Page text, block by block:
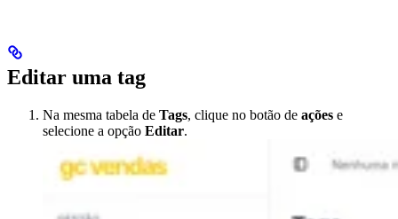
Editar uma tag
Na mesma tabela de Tags, clique no botão de ações e
selecione a opção Editar.